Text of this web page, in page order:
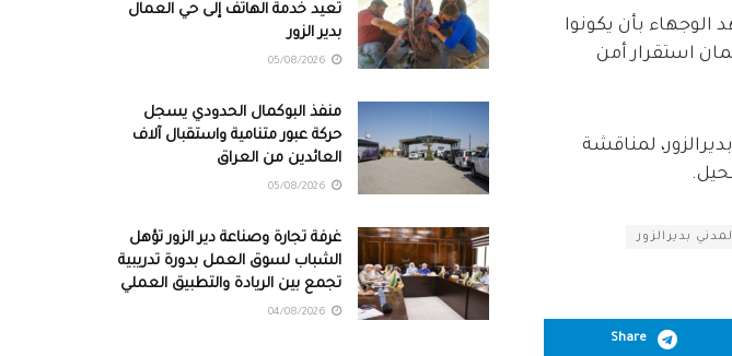
الوجهاء بأن يكونوا
استقرار أمن
لمناقشة
بديرالزور
Share
تعيد خدمة الهاتف إلى حي العمال
بدير الزور
منفذ البوكمال الحدودي يسجل
حركة عبور متنامية واستقبال آلاف
العائدين من العراق
غرفة تجارة وصناعة دير الزور تؤهل
الشباب لسوق العمل بدورة تدريبية
تجمع بين الريادة والتطبيق العملي